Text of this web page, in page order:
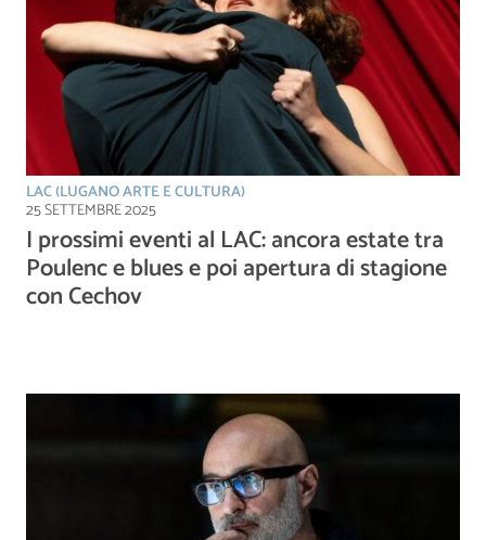
LAC (LUGANO ARTE E CULTURA)
25 SETTEMBRE 2025
I prossimi eventi al LAC: ancora estate tra
Poulenc e blues e poi apertura di stagione
con Cechov